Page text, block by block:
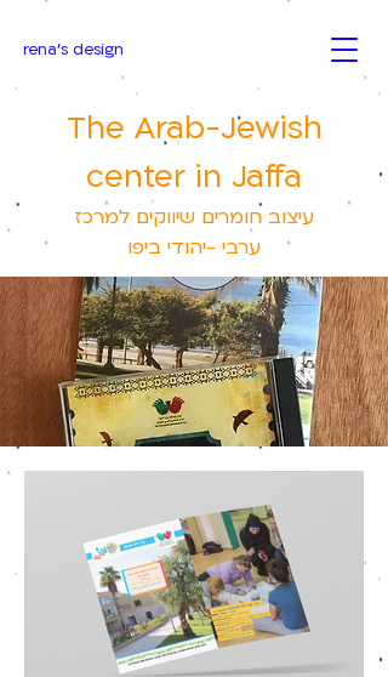
rena's design
The Arab-Jewish
center in Jaffa
עיצוב חומרים שיווקים למרכז
ערבי -יהודי ביפו